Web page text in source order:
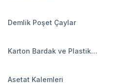
Demlik Poşet Çaylar
Karton Bardak ve Plastik
Asetat Kalemleri